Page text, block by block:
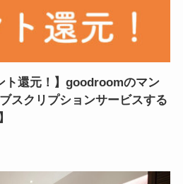
ト還元！】goodroomのマン
スクリプションサービスする